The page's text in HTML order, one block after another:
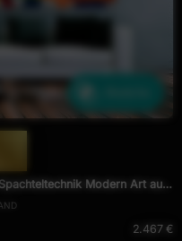
Modern Art auf
2.467 €